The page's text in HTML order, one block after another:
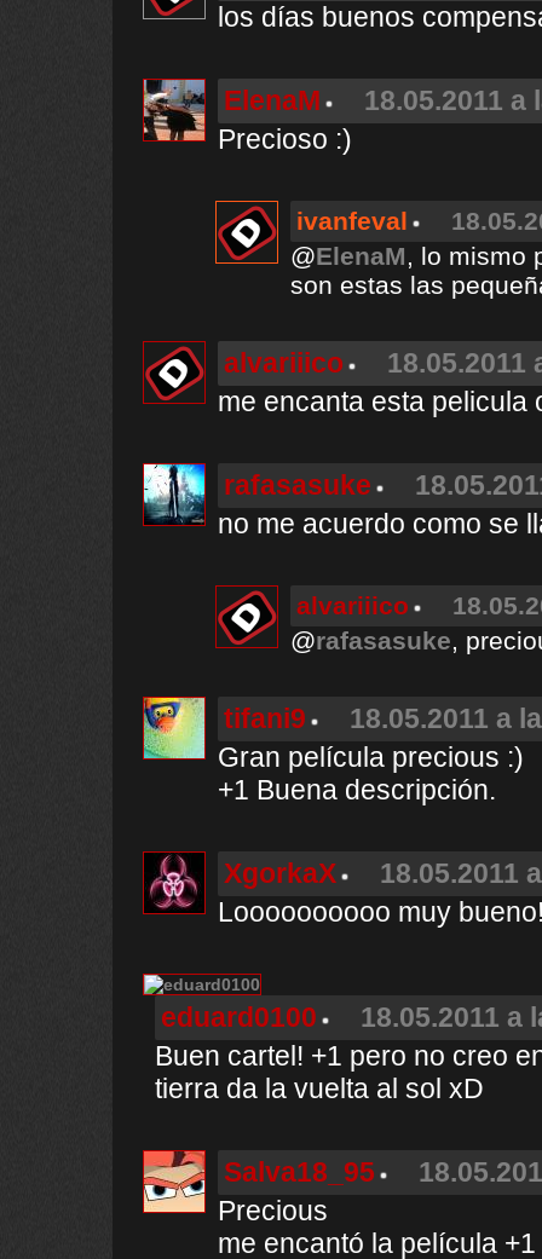
los días buenos
ElenaM
18.05.2011 a
Precioso :)
ivanfeval
@ElenaM, lo mismo
son estas las
alvariiico
18.05.2011
me encanta esta pelicula
rafasasuke
no me acuerdo como se
alvariiico
@rafasasuke,
tifani9
18.05.2011 a
Gran película precious :)
+1 Buena descripción.
XgorkaX
18.05.2011
Loooooooooo muy
eduard0100
18.05.2011 a
Buen cartel! +1 pero no creo
tierra da la vuelta al sol xD
Salva18_95
Precious
me encantó la película +1